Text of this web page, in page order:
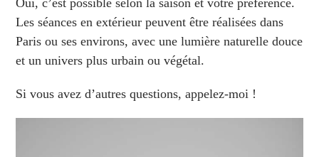
Oui, c’est possible selon la saison et votre préférence.
Les séances en extérieur peuvent être réalisées dans
Paris ou ses environs, avec une lumière naturelle douce
et un univers plus urbain ou végétal.
Si vous avez d’autres questions, appelez-moi !